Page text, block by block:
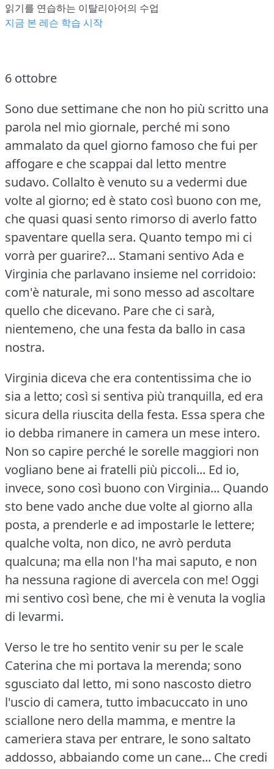
읽기를 연습하는 이탈리아어의 수업
지금 본 레슨 학습 시작
6 ottobre
Sono due settimane che non ho più scritto una
parola nel mio giornale, perché mi sono
ammalato da quel giorno famoso che fui per
affogare e che scappai dal letto mentre
sudavo. Collalto è venuto su a vedermi due
volte al giorno; ed è stato così buono con me,
che quasi quasi sento rimorso di averlo fatto
spaventare quella sera. Quanto tempo mi ci
vorrà per guarire?... Stamani sentivo Ada e
Virginia che parlavano insieme nel corridoio:
com'è naturale, mi sono messo ad ascoltare
quello che dicevano. Pare che ci sarà,
nientemeno, che una festa da ballo in casa
nostra.
Virginia diceva che era contentissima che io
sia a letto; così si sentiva più tranquilla, ed era
sicura della riuscita della festa. Essa spera che
io debba rimanere in camera un mese intero.
Non so capire perché le sorelle maggiori non
vogliano bene ai fratelli più piccoli... Ed io,
invece, sono così buono con Virginia... Quando
sto bene vado anche due volte al giorno alla
posta, a prenderle e ad impostarle le lettere;
qualche volta, non dico, ne avrò perduta
qualcuna; ma ella non l'ha mai saputo, e non
ha nessuna ragione di avercela con me! Oggi
mi sentivo così bene, che mi è venuta la voglia
di levarmi.
Verso le tre ho sentito venir su per le scale
Caterina che mi portava la merenda; sono
sgusciato dal letto, mi sono nascosto dietro
l'uscio di camera, tutto imbacuccato in uno
sciallone nero della mamma, e mentre la
cameriera stava per entrare, le sono saltato
addosso, abbaiando come un cane... Che credi